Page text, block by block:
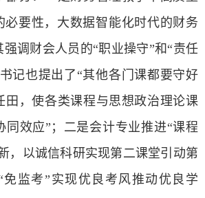
必要性，大数据智能化时代的财务
调财会人员的“职业操守”和“责任
记也提出了“其他各门课都要守好
田，使各类课程与思想政治理论课
同效应”；二是会计专业推进“课程
，以诚信科研实现第二课堂引动第
监考”实现优良考风推动优良学